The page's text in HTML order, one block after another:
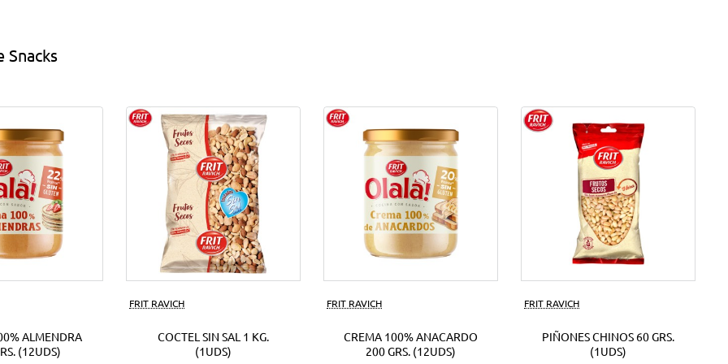
Snacks
ALMENDRA
(12UDS)
FRIT RAVICH
COCTEL SIN SAL 1 KG.
(1UDS)
FRIT RAVICH
CREMA 100% ANACARDO
200 GRS. (12UDS)
FRIT RAVICH
PIÑONES CHINOS 60 GRS.
(1UDS)